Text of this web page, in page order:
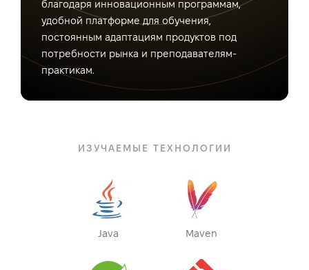
благодаря инновационным программам,
удобной платформе для обучения,
постоянным адаптациям продуктов под
потребности рынка и преподавателям-
практикам.
ИЗУЧАЕМЫЕ ТЕХНОЛОГИИ
Java Maven